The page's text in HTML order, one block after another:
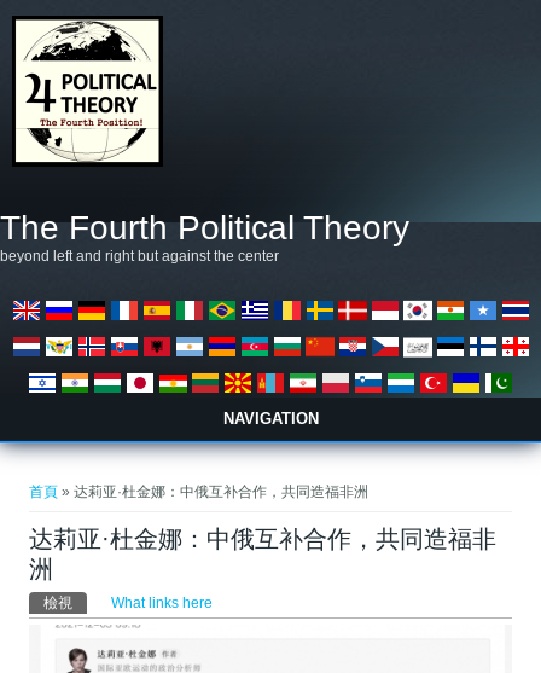
The Fourth Political Theory
beyond left and right but against the center
NAVIGATION
首頁 » 达莉亚·杜金娜：中俄互补合作，共同造福非洲
达莉亚·杜金娜：中俄互补合作，共同造福非
洲
主要索引標籤
檢視 (作用中頁籤)
What links here